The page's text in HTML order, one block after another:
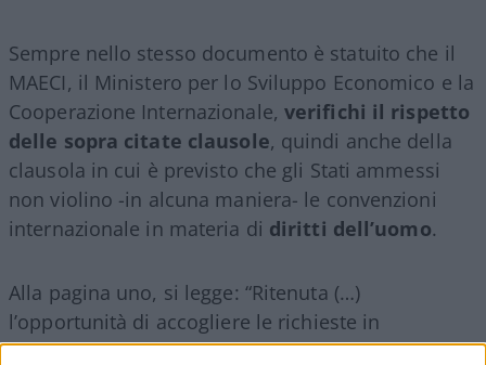
Sempre nello stesso documento è statuito che il
MAECI, il Ministero per lo Sviluppo Economico e la
Cooperazione Internazionale, verifichi il rispetto
delle sopra citate clausole, quindi anche della
clausola in cui è previsto che gli Stati ammessi
non violino -in alcuna maniera- le convenzioni
internazionale in materia di diritti dell’uomo.
Alla pagina uno, si legge: “Ritenuta (…)
l’opportunità di accogliere le richieste in
considerazione delle esigenze di politica estera e